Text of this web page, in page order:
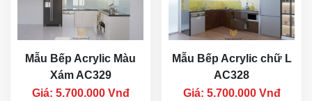
Mẫu Bếp Acrylic Màu
Xám AC329
Giá: 5.700.000 Vnđ
Mẫu Bếp Acrylic chữ L
AC328
Giá: 5.700.000 Vnđ